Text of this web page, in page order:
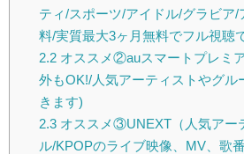
ティ/スポーツ/アイドル/グラビア
料/実質最大3ヶ月無料でフル視聴
2.2オススメ②auスマートプレミ
外もOK!/人気アーティストやグル
きます)
2.3オススメ③UNEXT（人気アー
ル/KPOPのライブ映像、MV、歌